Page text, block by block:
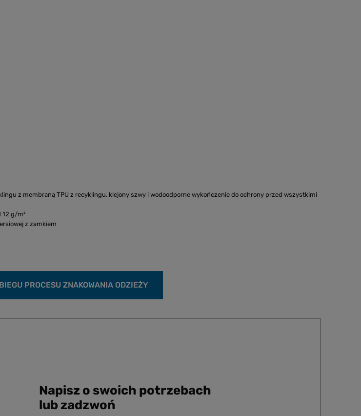
z membraną TPU z recyklingu, klejony szwy i wodoodporne wykończenie do ochrony przed wszystkimi
12 g/m²
z zamkiem
PROCESU ZNAKOWANIA ODZIEŻY
Napisz o swoich potrzebach
lub zadzwoń